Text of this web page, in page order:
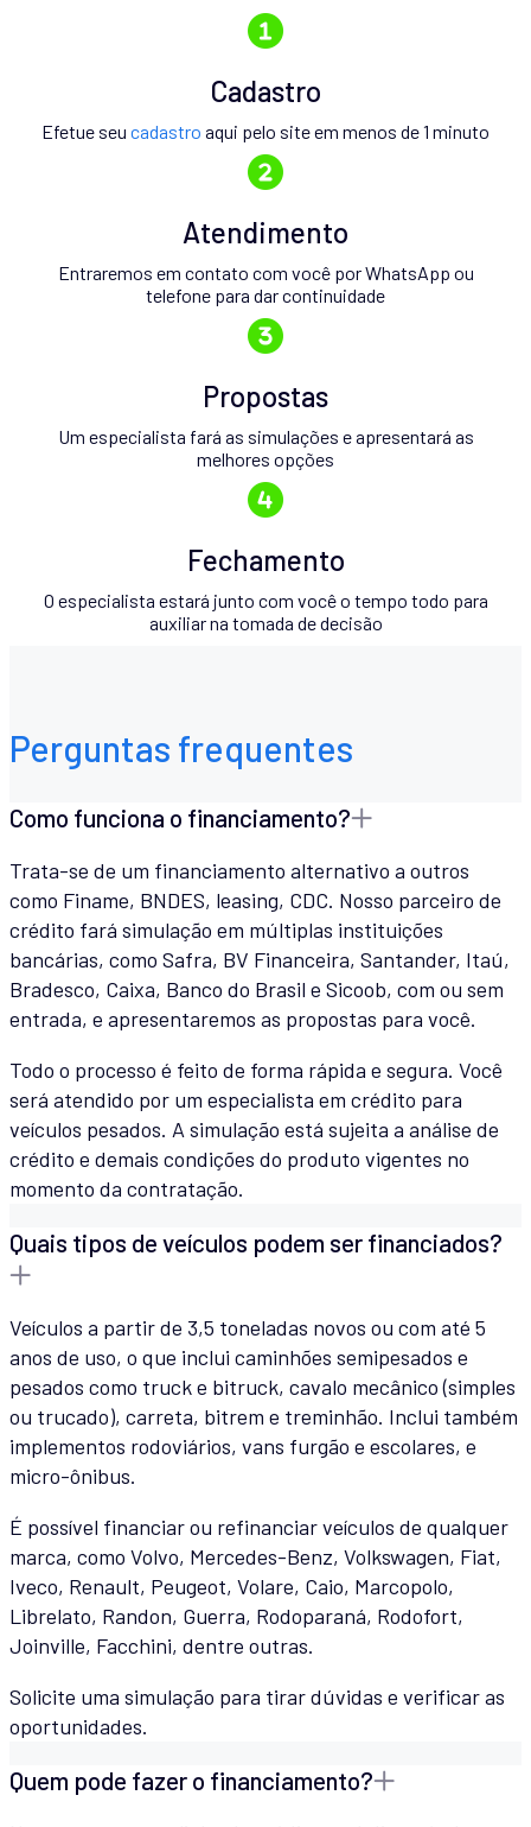
Cadastro
Efetue seu cadastro aqui pelo site em menos de 1 minuto
Atendimento
Entraremos em contato com você por WhatsApp ou
telefone para dar continuidade
Propostas
Um especialista fará as simulações e apresentará as
melhores opções
Fechamento
O especialista estará junto com você o tempo todo para
auxiliar na tomada de decisão
Perguntas frequentes
Como funciona o financiamento?
Trata-se de um financiamento alternativo a outros
como Finame, BNDES, leasing, CDC. Nosso parceiro de
crédito fará simulação em múltiplas instituições
bancárias, como Safra, BV Financeira, Santander, Itaú,
Bradesco, Caixa, Banco do Brasil e Sicoob, com ou sem
entrada, e apresentaremos as propostas para você.
Todo o processo é feito de forma rápida e segura. Você
será atendido por um especialista em crédito para
veículos pesados. A simulação está sujeita a análise de
crédito e demais condições do produto vigentes no
momento da contratação.
Quais tipos de veículos podem ser financiados?
Veículos a partir de 3,5 toneladas novos ou com até 5
anos de uso, o que inclui caminhões semipesados e
pesados como truck e bitruck, cavalo mecânico (simples
ou trucado), carreta, bitrem e treminhão. Inclui também
implementos rodoviários, vans furgão e escolares, e
micro-ônibus.
É possível financiar ou refinanciar veículos de qualquer
marca, como Volvo, Mercedes-Benz, Volkswagen, Fiat,
Iveco, Renault, Peugeot, Volare, Caio, Marcopolo,
Librelato, Randon, Guerra, Rodoparaná, Rodofort,
Joinville, Facchini, dentre outras.
Solicite uma simulação para tirar dúvidas e verificar as
oportunidades.
Quem pode fazer o financiamento?